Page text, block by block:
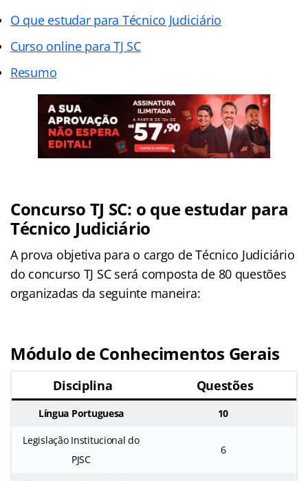
O que estudar para Técnico Judiciário
Curso online para TJ SC
Resumo
Concurso TJ SC: o que estudar para
Técnico Judiciário
A prova objetiva para o cargo de Técnico Judiciário
do concurso TJ SC será composta de 80 questões
organizadas da seguinte maneira:
Módulo de Conhecimentos Gerais
Disciplina Questões
Língua Portuguesa 10
Legislação Institucional do
PJSC
6